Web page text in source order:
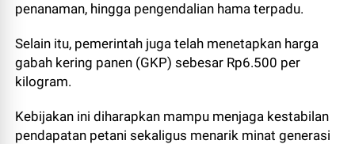
penanaman, hingga pengendalian hama terpadu.
Selain itu, pemerintah juga telah menetapkan harga
gabah kering panen (GKP) sebesar Rp6.500 per
kilogram.
Kebijakan ini diharapkan mampu menjaga kestabilan
pendapatan petani sekaligus menarik minat generasi